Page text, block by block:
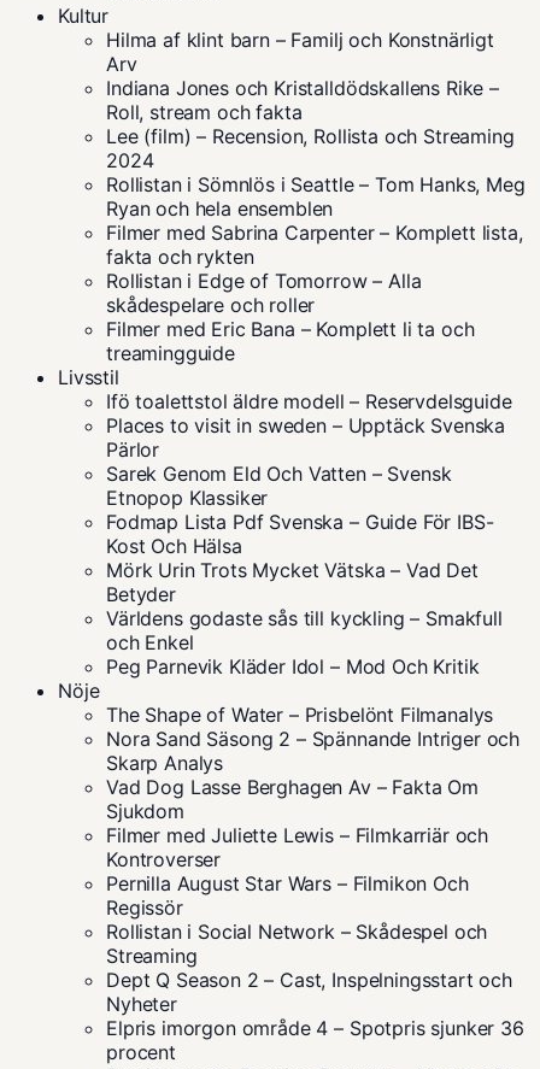
Kultur
Hilma af klint barn – Familj och Konstnärligt
Arv
Indiana Jones och Kristalldödskallens Rike –
Roll, stream och fakta
Lee (film) – Recension, Rollista och Streaming
2024
Rollistan i Sömnlös i Seattle – Tom Hanks, Meg
Ryan och hela ensemblen
Filmer med Sabrina Carpenter – Komplett lista,
fakta och rykten
Rollistan i Edge of Tomorrow – Alla
skådespelare och roller
Filmer med Eric Bana – Komplett li ta och
treamingguide
Livsstil
Ifö toalettstol äldre modell – Reservdelsguide
Places to visit in sweden – Upptäck Svenska
Pärlor
Sarek Genom Eld Och Vatten – Svensk
Etnopop Klassiker
Fodmap Lista Pdf Svenska – Guide För IBS-
Kost Och Hälsa
Mörk Urin Trots Mycket Vätska – Vad Det
Betyder
Världens godaste sås till kyckling – Smakfull
och Enkel
Peg Parnevik Kläder Idol – Mod Och Kritik
Nöje
The Shape of Water – Prisbelönt Filmanalys
Nora Sand Säsong 2 – Spännande Intriger och
Skarp Analys
Vad Dog Lasse Berghagen Av – Fakta Om
Sjukdom
Filmer med Juliette Lewis – Filmkarriär och
Kontroverser
Pernilla August Star Wars – Filmikon Och
Regissör
Rollistan i Social Network – Skådespel och
Streaming
Dept Q Season 2 – Cast, Inspelningsstart och
Nyheter
Elpris imorgon område 4 – Spotpris sjunker 36
procent